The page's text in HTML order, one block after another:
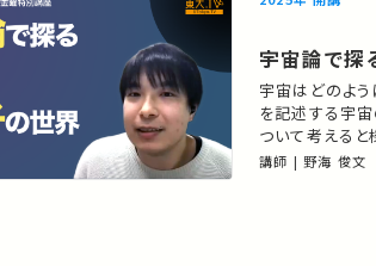
★あなたのシ
宇宙論で探
宇宙はどのよ
を記述する宇
ついて考える
と最新の観測・
講師 | 野海 俊文